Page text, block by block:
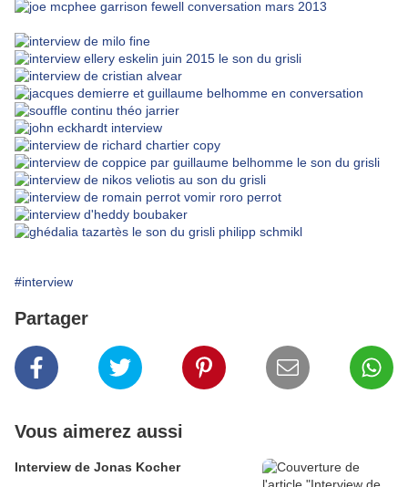
#interview
Partager
Vous aimerez aussi
Interview de Jonas Kocher